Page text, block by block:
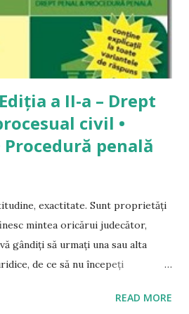
dificil, lipsește intrumentul
al studentului: doctrina. Problema
a II-a – Drept
civil •
Procedură penală
exactitate. Sunt proprietăți
mintea oricărui judecător,
gândiți să urmați una sau alta
de ce să nu începeți
exercițiul necesar admiterii la INM
READ MORE